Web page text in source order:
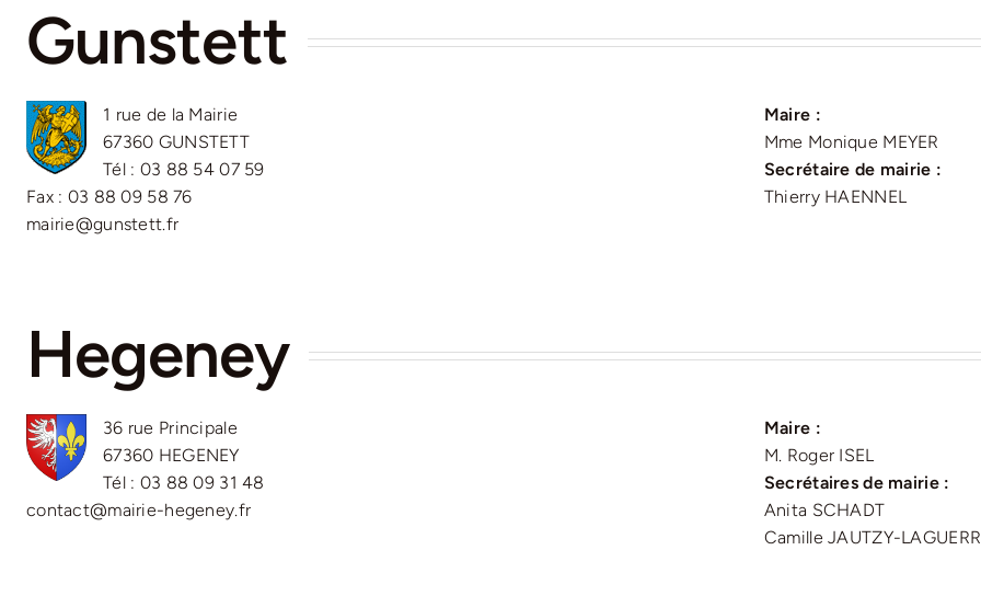
Gunstett
1 rue de la Mairie
67360 GUNSTETT
Tél : 03 88 54 07 59
Fax : 03 88 09 58 76
mairie@gunstett.fr
Maire :
Mme Monique MEYER
Secrétaire de mairie :
Thierry HAENNEL
Hegeney
36 rue Principale
67360 HEGENEY
Tél : 03 88 09 31 48
contact@mairie-hegeney.fr
Maire :
M. Roger ISEL
Secrétaires de mairie :
Anita SCHADT
Camille JAUTZY-